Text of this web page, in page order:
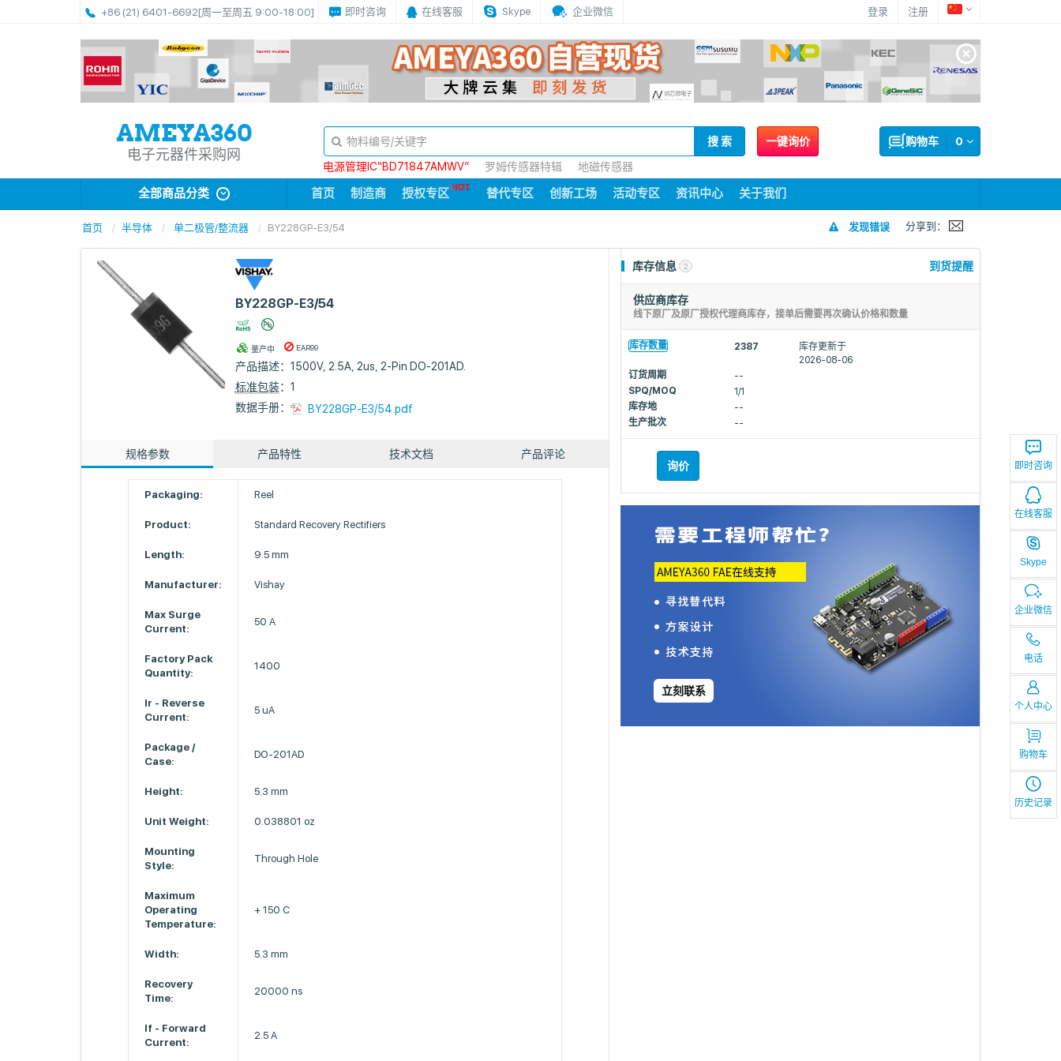
+86 (21) 6401-6692[周一至周五 9:00-18:00] 即时咨询 在线客服 Skype 企业微信 登录 注册
即时咨询
在线客服
Skype
企业微信
电话
个人中心
购物车
历史记录
电子元器件采购网
一键询价 0
购物车
搜 索
电源管理IC“BD71847AMWV”
罗姆传感器特辑 地磁传感器
全部商品分类 首页 制造商 授权专区 替代专区 创新工场 活动专区 资讯中心 关于我们
首页 半导体 单二极管/整流器 BY228GP-E3/54 发现错误 分享到：
BY228GP-E3/54
量产中 EAR99
产品描述： 1500V, 2.5A, 2us, 2-Pin DO-201AD.
标准包装：1
数据手册：
BY228GP-E3/54.pdf
规格参数 产品特性 技术文档 产品评论
Packaging: Reel
Product: Standard Recovery Rectifiers
Length: 9.5 mm
Manufacturer: Vishay
Max Surge
Current:
50 A
Factory Pack
Quantity:
1400
Ir - Reverse
Current:
5 uA
Package /
Case:
DO-201AD
Height: 5.3 mm
Unit Weight: 0.038801 oz
Mounting
Style:
Through Hole
Maximum
Operating
Temperature:
+ 150 C
Width: 5.3 mm
Recovery
Time:
20000 ns
If - Forward
Current:
2.5 A
库存信息 2 到货提醒
供应商库存
线下原厂及原厂授权代理商库存，接单后需要再次确认价格和数量
库存数量 2387
库存更新于
2026-08-06
订货周期
--
SPQ/MOQ
1/1
库存地
--
生产批次
--
询价
立刻联系